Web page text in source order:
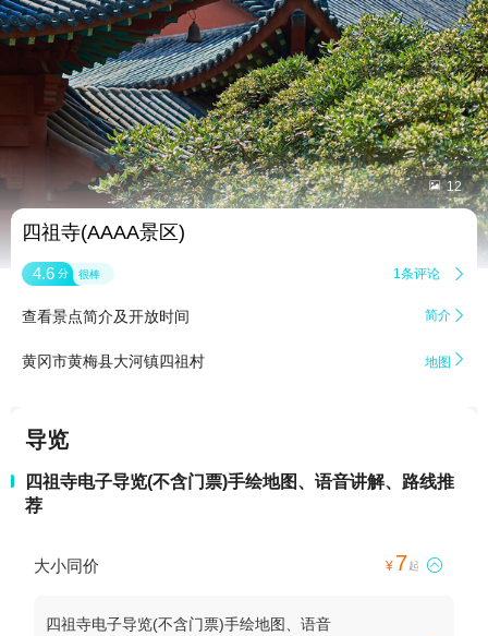
 12
四祖寺(AAAA景区)
4.6 分 很棒 1条评论 
查看景点简介及开放时间 简介 
黄冈市黄梅县大河镇四祖村 地图 
导览
四祖寺电子导览(不含门票)手绘地图、语音讲解、路线推
荐
大小同价 ¥ 7起 
四祖寺电子导览(不含门票)手绘地图、语音
